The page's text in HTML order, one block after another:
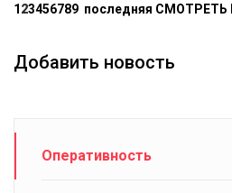
123456789 последняя СМОТРЕТЬ
Добавить новость
Оперативность